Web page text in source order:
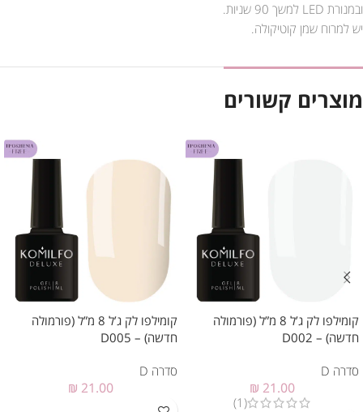
ובמנורת LED למשך 90 שניות.
יש למרוח שמן קוטיקולה.
מוצרים קשורים
קומילפו לק ג’ל 8 מ”ל (פורמולה
חדשה) – D002
סדרה D
₪ 21.00
(1)
קומילפו לק ג’ל 8 מ”ל (פורמולה
חדשה) – D005
סדרה D
₪ 21.00